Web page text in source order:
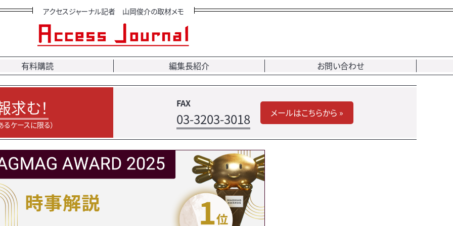
アクセスジャーナル記者 山岡俊介の取材メモ
有料購読 編集長紹介 お問い合わせ
求む！
ケースに限る）
FAX
03-3203-3018 メールはこちらから »